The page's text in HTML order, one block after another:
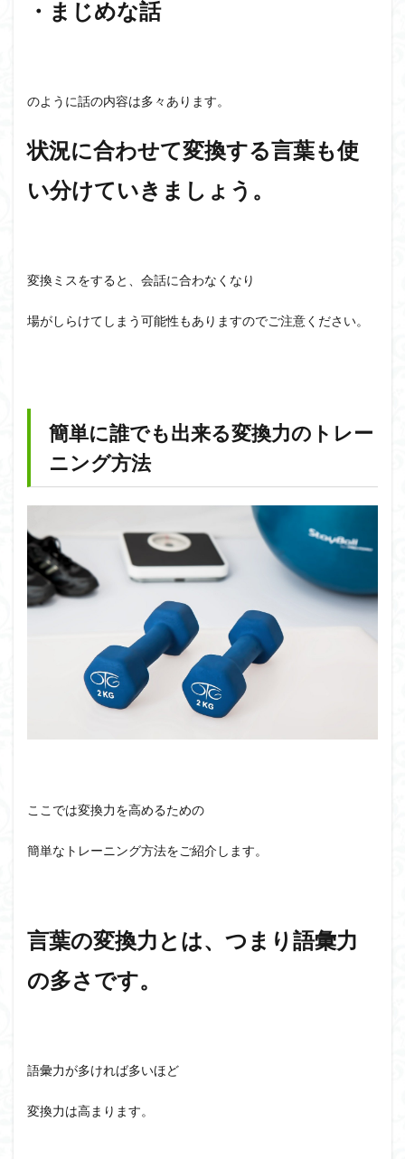
・まじめな話
のように話の内容は多々あります。
状況に合わせて変換する言葉も使
い分けていきましょう。
変換ミスをすると、会話に合わなくなり
場がしらけてしまう可能性もありますのでご注意ください。
簡単に誰でも出来る変換力のトレー
ニング方法
ここでは変換力を高めるための
簡単なトレーニング方法をご紹介します。
言葉の変換力とは、つまり語彙力
の多さです。
語彙力が多ければ多いほど
変換力は高まります。